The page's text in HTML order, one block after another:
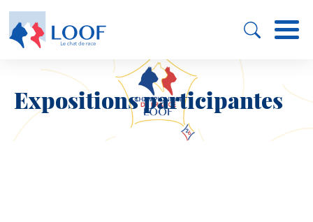
contenu
Expositions participantes